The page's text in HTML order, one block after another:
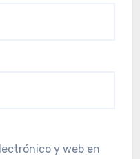
y web en